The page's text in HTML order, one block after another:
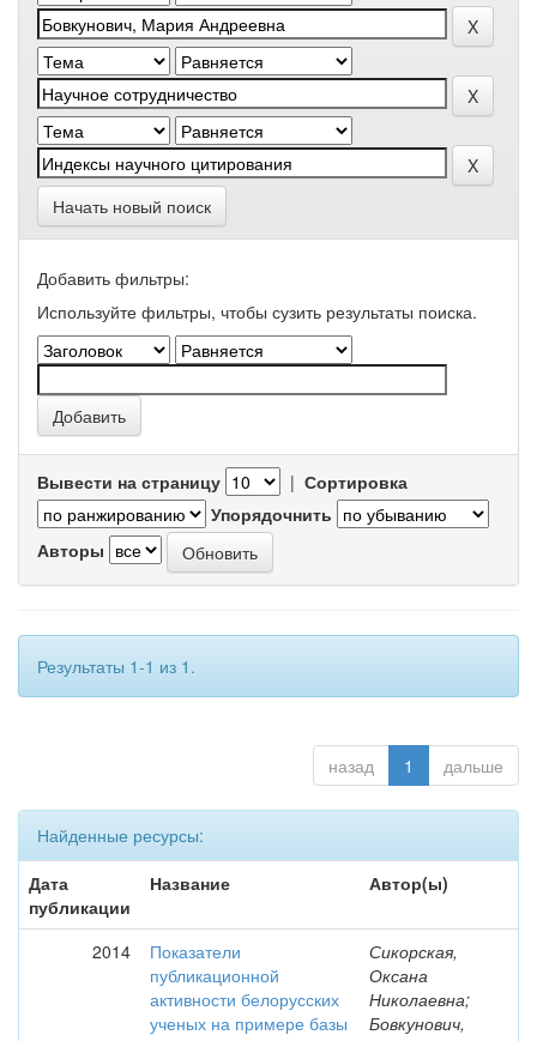
Начать новый поиск
Добавить фильтры:
Используйте фильтры, чтобы сузить результаты поиска.
Вывести на страницу | Сортировка
Упорядочнить
Авторы
Результаты 1-1 из 1.
назад 1 дальше
Найденные ресурсы:
Дата
публикации
Название Автор(ы)
2014
Показатели
публикационной
активности белорусских
ученых на примере базы
Сикорская,
Оксана
Николаевна;
Бовкунович,